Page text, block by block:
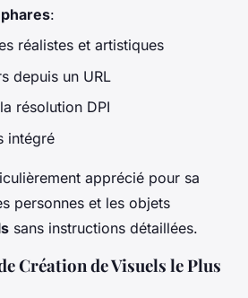
:
réalistes et artistiques
depuis un URL
résolution DPI
intégré
apprécié pour sa
personnes et les objets
sans instructions détaillées.
Création de Visuels le Plus